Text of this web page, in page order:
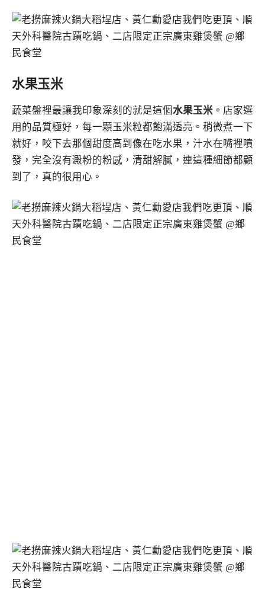
水果玉米
蔬菜盤裡最讓我印象深刻的就是這個水果玉米 。店家選
用的品質極好，每一顆玉米粒都飽滿透亮。稍微煮一下
就好，咬下去那個甜度高到像在吃水果，汁水在嘴裡噴
發，完全沒有澱粉的粉感，清甜解膩，連這種細節都顧
到了，真的很用心。